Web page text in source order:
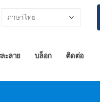
ะลาย บล็อก ติดต่อ